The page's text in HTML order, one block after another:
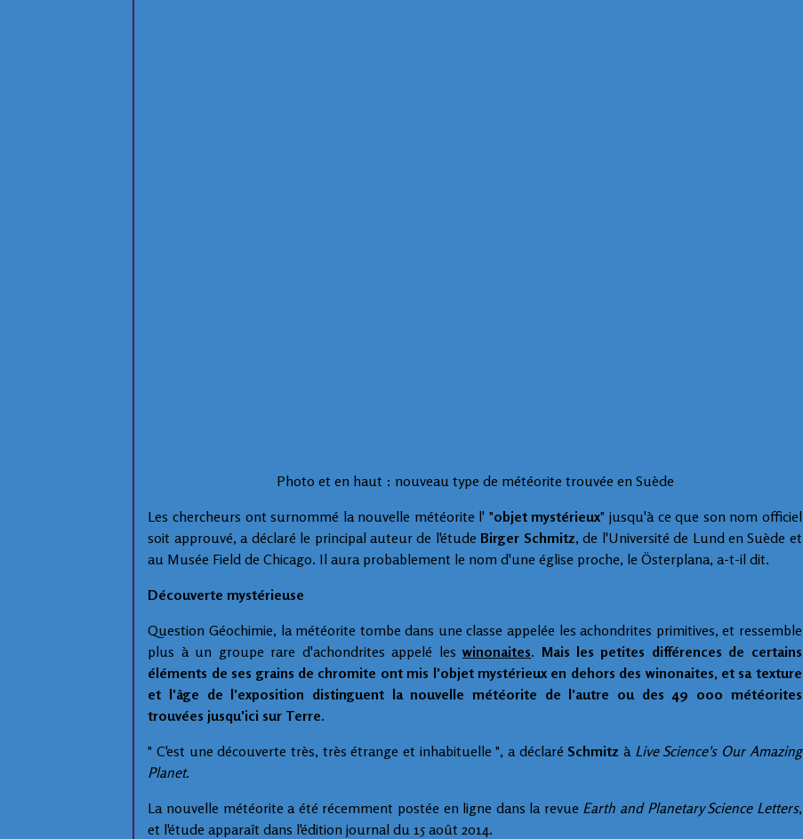
Photo et en haut : nouveau type de météorite trouvée en Suède
Les chercheurs ont surnommé la nouvelle météorite l' "objet mystérieux" jusqu'à ce que son nom officiel
soit approuvé, a déclaré le principal auteur de l'étude Birger Schmitz, de l'Université de Lund en Suède et
au Musée Field de Chicago. Il aura probablement le nom d'une église proche, le Österplana, a-t-il dit.
Découverte mystérieuse
Question Géochimie, la météorite tombe dans une classe appelée les achondrites primitives, et ressemble
plus à un groupe rare d'achondrites appelé leswinonaites. Mais les petites différences de certains
éléments de ses grains de chromite ont mis l'objet mystérieux en dehors des winonaites, et sa texture
et l'âge de l'exposition distinguent la nouvelle météorite de l'autre ou des 49 000 météorites
trouvées jusqu'ici sur Terre.
" C'est une découverte très, très étrange et inhabituelle ", a déclaré Schmitz àLive Science's Our Amazing
Planet.
La nouvelle météorite a été récemment postée en ligne dans la revue Earth and Planetary Science Letters,
et l'étude apparaît dans l'édition journal du 15 août 2014.